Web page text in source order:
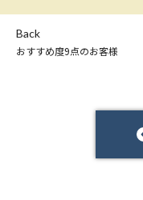
Back
おすすめ度9点のお客様